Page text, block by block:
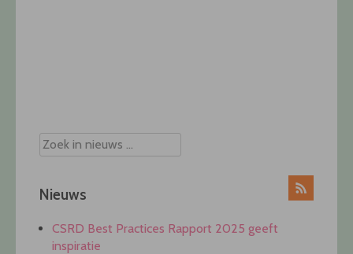
Nieuws
CSRD Best Practices Rapport 2025 geeft
inspiratie